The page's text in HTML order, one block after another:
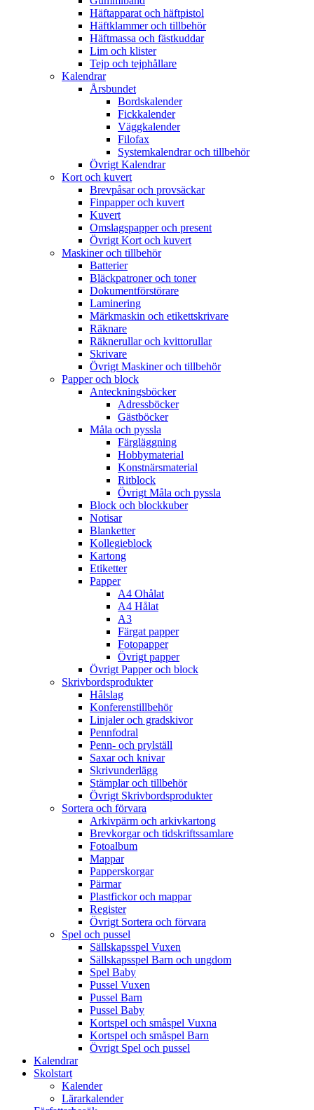
Häftapparat och häftpistol
Häftklammer och tillbehör
Häftmassa och fästkuddar
Lim och klister
Tejp och tejphållare
Kalendrar
Årsbundet
Bordskalender
Fickkalender
Väggkalender
Filofax
Systemkalendrar och tillbehör
Övrigt Kalendrar
Kort och kuvert
Brevpåsar och provsäckar
Finpapper och kuvert
Kuvert
Omslagspapper och present
Övrigt Kort och kuvert
Maskiner och tillbehör
Batterier
Bläckpatroner och toner
Dokumentförstörare
Laminering
Märkmaskin och etikettskrivare
Räknare
Räknerullar och kvittorullar
Skrivare
Övrigt Maskiner och tillbehör
Papper och block
Anteckningsböcker
Adressböcker
Gästböcker
Måla och pyssla
Färgläggning
Hobbymaterial
Konstnärsmaterial
Ritblock
Övrigt Måla och pyssla
Block och blockkuber
Notisar
Blanketter
Kollegieblock
Kartong
Etiketter
Papper
A4 Ohålat
A4 Hålat
A3
Färgat papper
Fotopapper
Övrigt papper
Övrigt Papper och block
Skrivbordsprodukter
Hålslag
Konferenstillbehör
Linjaler och gradskivor
Pennfodral
Penn- och prylställ
Saxar och knivar
Skrivunderlägg
Stämplar och tillbehör
Övrigt Skrivbordsprodukter
Sortera och förvara
Arkivpärm och arkivkartong
Brevkorgar och tidskriftssamlare
Fotoalbum
Mappar
Papperskorgar
Pärmar
Plastfickor och mappar
Register
Övrigt Sortera och förvara
Spel och pussel
Sällskapsspel Vuxen
Sällskapsspel Barn och ungdom
Spel Baby
Pussel Vuxen
Pussel Barn
Pussel Baby
Kortspel och småspel Vuxna
Kortspel och småspel Barn
Övrigt Spel och pussel
Kalendrar
Skolstart
Kalender
Lärarkalender